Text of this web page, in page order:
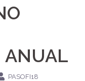
ANUAL
PASOFI18